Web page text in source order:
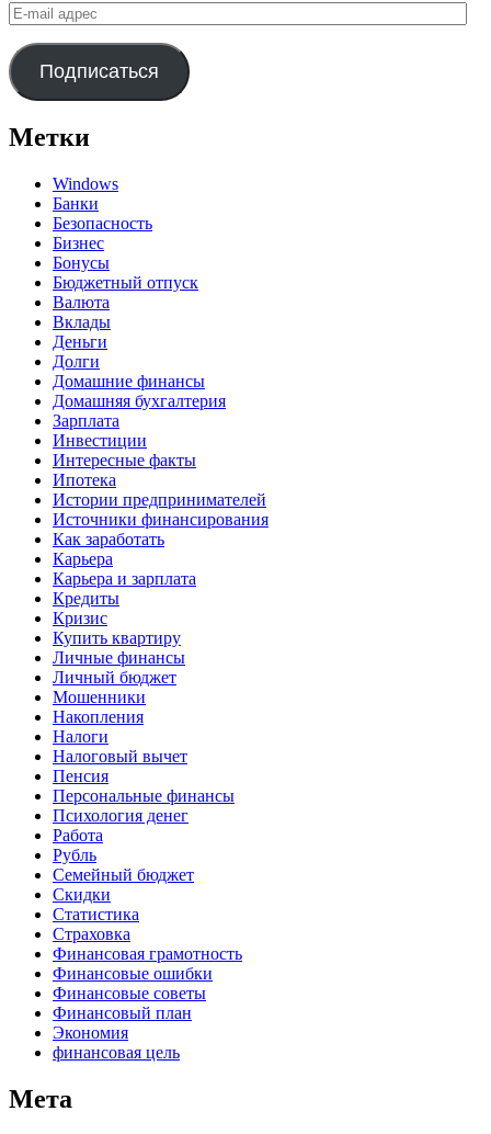
E-
mail
адрес
Подписаться
Метки
Windows
Банки
Безопасность
Бизнес
Бонусы
Бюджетный отпуск
Валюта
Вклады
Деньги
Долги
Домашние финансы
Домашняя бухгалтерия
Зарплата
Инвестиции
Интересные факты
Ипотека
Истории предпринимателей
Источники финансирования
Как заработать
Карьера
Карьера и зарплата
Кредиты
Кризис
Купить квартиру
Личные финансы
Личный бюджет
Мошенники
Накопления
Налоги
Налоговый вычет
Пенсия
Персональные финансы
Психология денег
Работа
Рубль
Семейный бюджет
Скидки
Статистика
Страховка
Финансовая грамотность
Финансовые ошибки
Финансовые советы
Финансовый план
Экономия
финансовая цель
Мета